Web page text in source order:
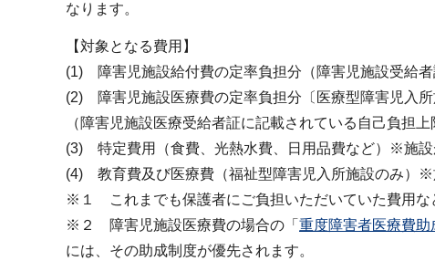
なります。
【対象となる費用】
(1) 障害児施設給付費の定率負担分（障害児施設受給者
(2) 障害児施設医療費の定率負担分〔医療型障害児入所
（障害児施設医療受給者証に記載されている自己負担
(3) 特定費用（食費、光熱水費、日用品費など）※施設
(4) 教育費及び医療費（福祉型障害児入所施設のみ）※
※１ これまでも保護者にご負担いただいていた費用な
※２ 障害児施設医療費の場合の「 重度障害者医療費助
には、その助成制度が優先されます。